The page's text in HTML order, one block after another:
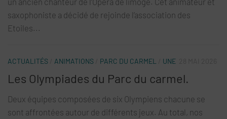
saxophoniste a décidé de rejoinde l’association des
Etoiles...
ACTUALITÉS ANIMATIONS PARC DU CARMEL UNE
Les Olympiades du Parc du carmel.
Deux équipes composées de six Olympiens chacune se
sont affrontées autour de différents jeux. Au total, nos